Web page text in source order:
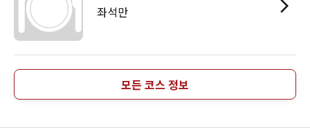
좌석만
모든 코스 정보